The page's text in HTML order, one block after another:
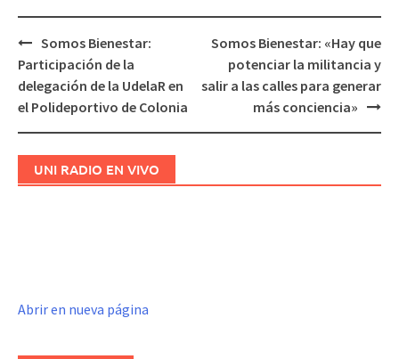
Navegación
de
entradas
Somos Bienestar:
Participación de la
delegación de la UdelaR en
el Polideportivo de Colonia
Somos Bienestar: «Hay que
potenciar la militancia y
salir a las calles para generar
más conciencia»
UNI RADIO EN VIVO
Abrir en nueva página